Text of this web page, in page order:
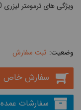
ویژگی های ترمومتر لیزری GM700 بنتک می باشد.
ثبت سفارش
سفارش خاص
سفارشات عمده